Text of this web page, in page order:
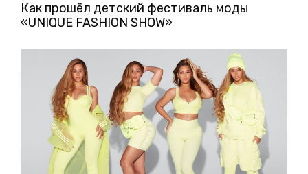
Как прошёл детский фестиваль моды
«UNIQUE FASHION SHOW»